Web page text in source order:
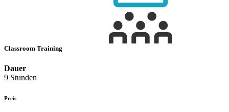
Classroom Training
Dauer
9 Stunden
Preis